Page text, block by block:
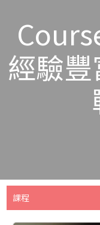
經驗
課程